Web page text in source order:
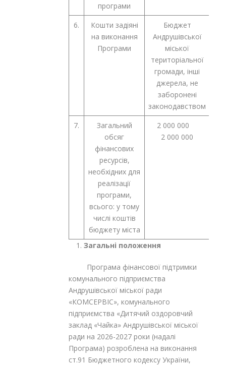
програми
6.
Кошти задіяні
на виконання
Програми
Бюджет
Андрушівської
міської
територіальної
громади, інші
джерела, не
заборонені
законодавством
7.
Загальний
обсяг
фінансових
ресурсів,
необхідних для
реалізації
програми,
всього: у тому
числі коштів
бюджету міста
2 000 000
2 000 000
Загальні положення
Програма фінансової підтримки
комунального підприємства
Андрушівської міської ради
«КОМСЕРВІС», комунального
підприємства «Дитячий оздоровчий
заклад «Чайка» Андрушівської міської
ради на 2026-2027 роки (надалі
Програма) розроблена на виконання
ст.91 Бюджетного кодексу України,